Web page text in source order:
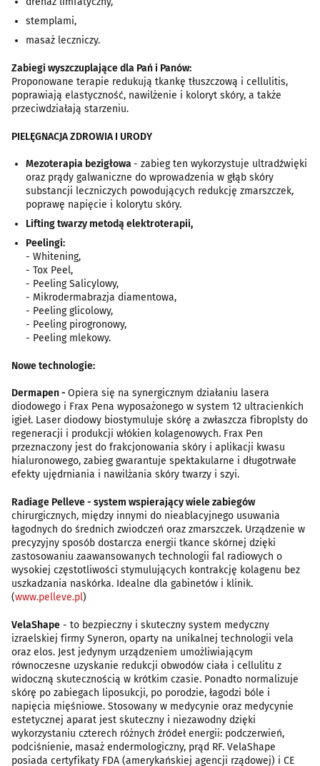
stemplami,
masaż leczniczy.
Zabiegi wyszczuplające dla Pań i Panów:
Proponowane terapie redukują tkankę tłuszczową i cellulitis,
poprawiają elastyczność, nawilżenie i koloryt skóry, a także
przeciwdziałają starzeniu.
PIELĘGNACJA ZDROWIA I URODY
Mezoterapia bezigłowa - zabieg ten wykorzystuje ultradźwięki
oraz prądy galwaniczne do wprowadzenia w głąb skóry
substancji leczniczych powodujących redukcję zmarszczek,
poprawę napięcie i kolorytu skóry.
Lifting twarzy metodą elektroterapii,
Peelingi:
- Whitening,
- Tox Peel,
- Peeling Salicylowy,
- Mikrodermabrazja diamentowa,
- Peeling glicolowy,
- Peeling pirogronowy,
- Peeling mlekowy.
Nowe technologie:
Dermapen - Opiera się na synergicznym działaniu lasera
diodowego i Frax Pena wyposażonego w system 12 ultracienkich
igieł. Laser diodowy biostymuluje skórę a zwłaszcza fibroplsty do
regeneracji i produkcji włókien kolagenowych. Frax Pen
przeznaczony jest do frakcjonowania skóry i aplikacji kwasu
hialuronowego, zabieg gwarantuje spektakularne i długotrwałe
efekty ujędrniania i nawilżania skóry twarzy i szyi.
Radiage Pelleve - system wspierający wiele zabiegów
chirurgicznych, między innymi do nieablacyjnego usuwania
łagodnych do średnich zwiodczeń oraz zmarszczek. Urządzenie w
precyzyjny sposób dostarcza energii tkance skórnej dzięki
zastosowaniu zaawansowanych technologii fal radiowych o
wysokiej częstotliwości stymulujących kontrakcję kolagenu bez
uszkadzania naskórka. Idealne dla gabinetów i klinik.
(www.pelleve.pl)
VelaShape - to bezpieczny i skuteczny system medyczny
izraelskiej firmy Syneron, oparty na unikalnej technologii vela
oraz elos. Jest jedynym urządzeniem umożliwiającym
równoczesne uzyskanie redukcji obwodów ciała i cellulitu z
widoczną skutecznością w krótkim czasie. Ponadto normalizuje
skórę po zabiegach liposukcji, po porodzie, łagodzi bóle i
napięcia mięśniowe. Stosowany w medycynie oraz medycynie
estetycznej aparat jest skuteczny i niezawodny dzięki
wykorzystaniu czterech różnych źródeł energii: podczerwień,
podciśnienie, masaż endermologiczny, prąd RF. VelaShape
posiada certyfikaty FDA (amerykańskiej agencji rządowej) i CE